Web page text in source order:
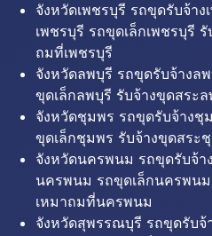
จังหวัดเพชรบุรี รถขุดรับจ้าง
เพชรบุรี รถขุดเล็กเพชรบุรี
ถมที่เพชรบุรี
จังหวัดลพบุรี รถขุดรับจ้างล
ขุดเล็กลพบุรี รับจ้างขุดสระ
จังหวัดชุมพร รถขุดรับจ้างชุ
ขุดเล็กชุมพร รับจ้างขุดสระ
จังหวัดนครพนม รถขุดรับจ้
นครพนม รถขุดเล็กนครพน
เหมาถมที่นครพนม
จังหวัดสุพรรณบุรี รถขุดรับจ้